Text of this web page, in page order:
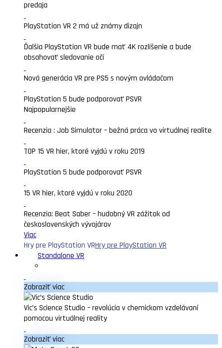
predaja
PlayStation VR 2 má už známy dizajn
Ďalšia PlayStation VR bude mať 4K rozlíšenie a bude
obsahovať sledovanie očí
Nová generácia VR pre PS5 s novým ovládačom
PlayStation 5 bude podporovať PSVR
Najpopularnejšie
Recenzia : Job Simulator – bežná práca vo virtuálnej realite
TOP 15 VR hier, ktoré vyjdú v roku 2019
PlayStation 5 bude podporovať PSVR
15 VR hier, ktoré vyjdú v roku 2020
Recenzia: Beat Saber – hudobný VR zážitok od
československých vývojárov
Viac
Hry pre PlayStation VRHry pre PlayStation VR
Standalone VR
Zobraziť viac
Vic’s Science Studio – revolúcia v chemickom vzdelávaní
pomocou virtuálnej reality
Zobraziť viac